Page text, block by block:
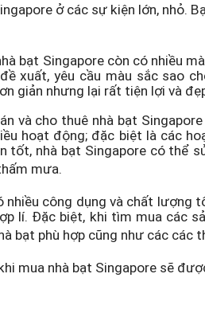
ở các sự kiện lớn, nhỏ.
bạt Singapore còn có nhiều
xuất, yêu cầu màu sắc sao
giản nhưng lại rất tiện lợi và
và cho thuê nhà bạt
hoạt động; đặc biệt là các
tốt, nhà bạt Singapore có thể
mưa.
nhiều công dụng và chất lượng
lí. Đặc biệt, khi tìm mua các
bạt phù hợp cũng như các các
mua nhà bạt Singapore sẽ